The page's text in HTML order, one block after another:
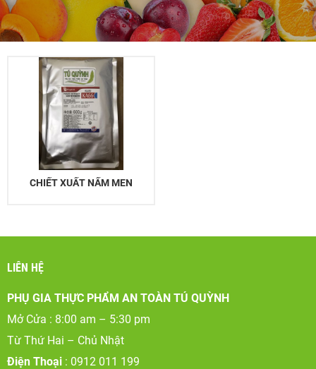
CHIẾT XUẤT NẤM MEN
LIÊN HỆ
PHỤ GIA THỰC PHẨM AN TOÀN TÚ QUỲNH
Mở Cửa : 8:00 am – 5:30 pm
Từ Thứ Hai – Chủ Nhật
Điện Thoại : 0912 011 199